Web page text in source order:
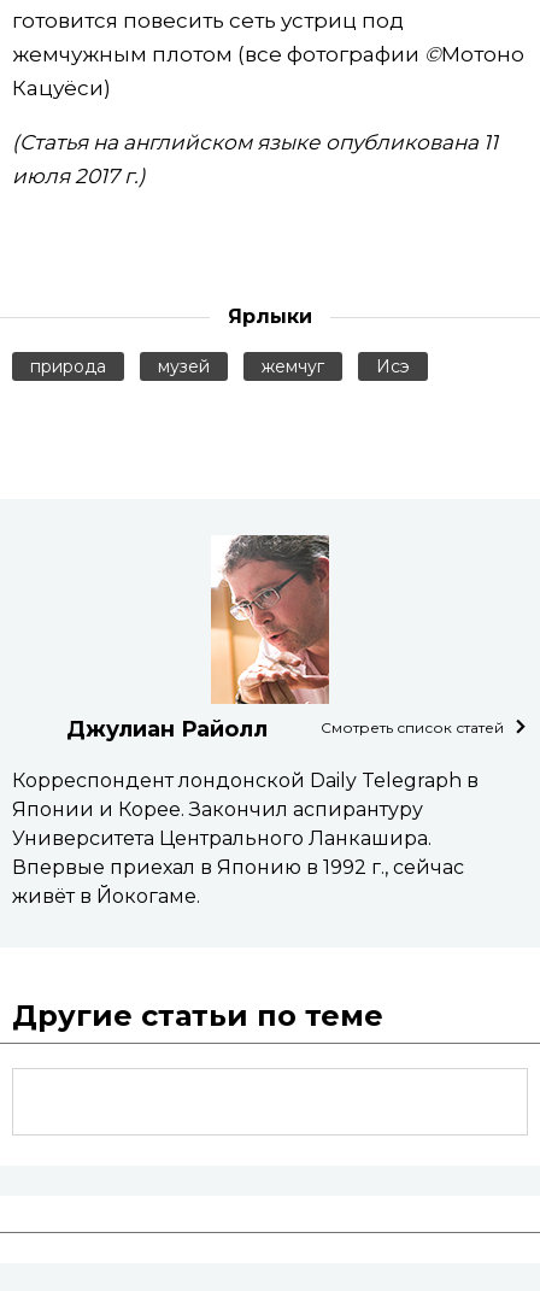
готовится повесить сеть устриц под
жемчужным плотом (все фотографии ©Мотоно
Кацуёси)
(Статья на английском языке опубликована 11
июля 2017 г.)
Ярлыки
природа музей жемчуг Исэ
Джулиан Райолл Смотреть список статей
Корреспондент лондонской Daily Telegraph в
Японии и Корее. Закончил аспирантуру
Университета Центрального Ланкашира.
Впервые приехал в Японию в 1992 г., сейчас
живёт в Йокогаме.
Другие статьи по теме